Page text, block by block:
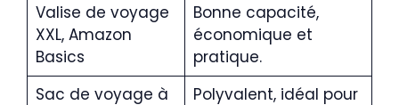
Valise de voyage
XXL, Amazon
Basics
Bonne capacité,
économique et
pratique.
Sac de voyage à
Polyvalent, idéal pour